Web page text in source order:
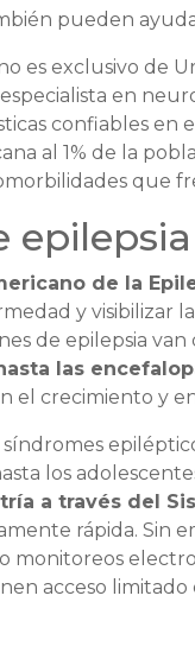
pueden
es exclusivo de
especialista en
confiables en
al 1% de la
que
de la
y visibilizar
de epilepsia
las
el crecimiento y
síndromes
los
a través del
rápida. Sin
monitoreos
acceso limitado